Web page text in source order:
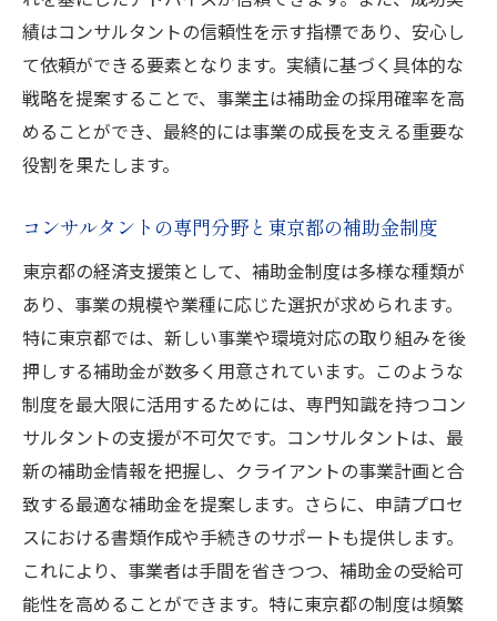
績はコンサルタントの信頼性を示す指標であり、安心し
て依頼ができる要素となります。実績に基づく具体的な
戦略を提案することで、事業主は補助金の採用確率を高
めることができ、最終的には事業の成長を支える重要な
役割を果たします。
コンサルタントの専門分野と東京都の補助金制度
東京都の経済支援策として、補助金制度は多様な種類が
あり、事業の規模や業種に応じた選択が求められます。
特に東京都では、新しい事業や環境対応の取り組みを後
押しする補助金が数多く用意されています。このような
制度を最大限に活用するためには、専門知識を持つコン
サルタントの支援が不可欠です。コンサルタントは、最
新の補助金情報を把握し、クライアントの事業計画と合
致する最適な補助金を提案します。さらに、申請プロセ
スにおける書類作成や手続きのサポートも提供します。
これにより、事業者は手間を省きつつ、補助金の受給可
能性を高めることができます。特に東京都の制度は頻繁